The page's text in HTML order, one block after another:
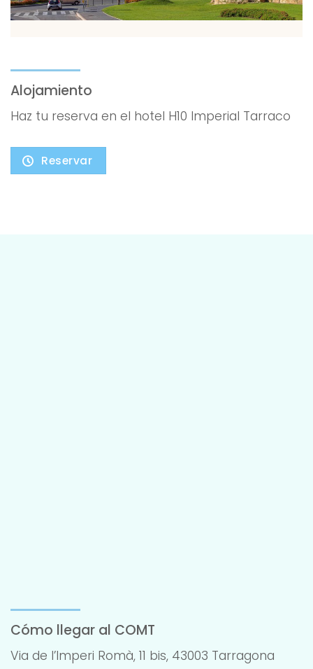
Alojamiento
Haz tu reserva en el hotel H10 Imperial Tarraco
Reservar
Cómo llegar al COMT
Via de l’Imperi Romà, 11 bis, 43003 Tarragona